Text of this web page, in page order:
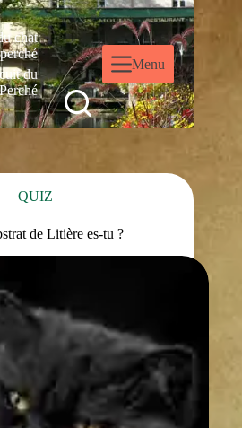
chat
perché
du
Menu
QUIZ
de Litière es-tu ?